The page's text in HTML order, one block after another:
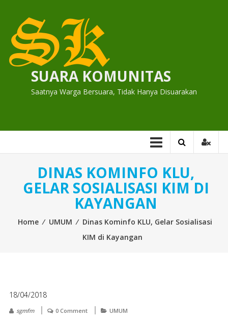
content
SUARA KOMUNITAS
Saatnya Warga Bersuara, Tidak Hanya Disuarakan
DINAS KOMINFO KLU,
GELAR SOSIALISASI KIM DI
KAYANGAN
Home ⁄ UMUM ⁄ Dinas Kominfo KLU, Gelar Sosialisasi
KIM di Kayangan
18/04/2018
sgmfm 0 Comment UMUM